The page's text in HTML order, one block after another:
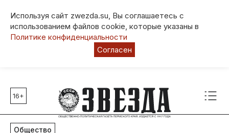
Используя сайт zwezda.su, Вы соглашаетесь с
использованием файлов cookie, которые указаны в
Политике конфиденциальности
Согласен
Главные темы
80 лет Победы
16+
Общество